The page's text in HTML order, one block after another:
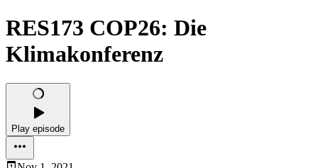
RES173 COP26: Die
Klimakonferenz
Play episode